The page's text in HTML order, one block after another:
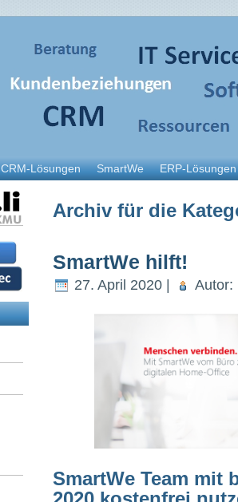
CRM-Lösungen SmartWe ERP-Lösungen
Archiv für die
SmartWe hilft!
27. April 2020 | Autor:
SmartWe Team mit